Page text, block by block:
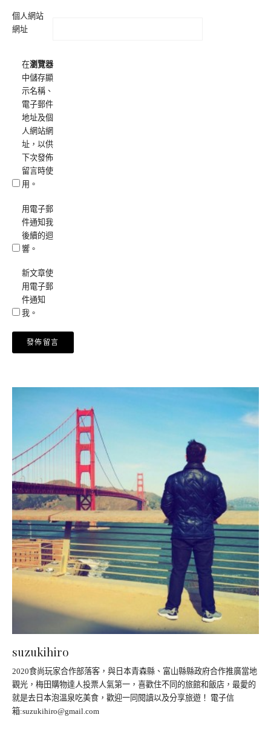
個人網站
網址
在瀏覽器
中儲存顯
示名稱、
電子郵件
地址及個
人網站網
址，以供
下次發佈
留言時使
用。
用電子郵
件通知我
後續的迴
響。
新文章使
用電子郵
件通知
我。
suzukihiro
2020食尚玩家合作部落客，與日本青森縣、富山縣縣政府合作推廣當地
觀光，梅田購物達人投票人氣第一，喜歡住不同的旅館和飯店，最愛的
就是去日本泡溫泉吃美食，歡迎一同閱讀以及分享旅遊！ 電子信
箱:suzukihiro@gmail.com